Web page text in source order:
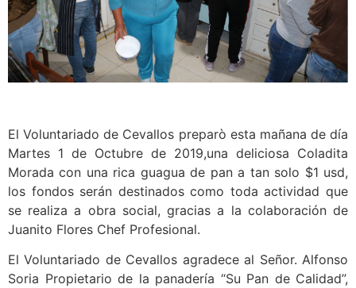
El Voluntariado de Cevallos preparò esta mañana de día
Martes 1 de Octubre de 2019,una deliciosa Coladita
Morada con una rica guagua de pan a tan solo $1 usd,
los fondos serán destinados como toda actividad que
se realiza a obra social, gracias a la colaboración de
Juanito Flores Chef Profesional.
El Voluntariado de Cevallos agradece al Señor. Alfonso
Soria Propietario de la panadería “Su Pan de Calidad”,